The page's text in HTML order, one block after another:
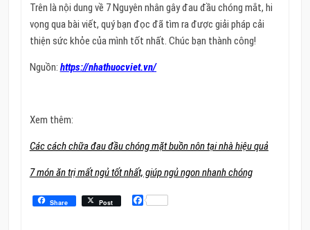
Trên là nội dung về 7 Nguyên nhân gây đau đầu chóng mắt, hi
vọng qua bài viết, quý bạn đọc đã tìm ra được giải pháp cải
thiện sức khỏe của mình tốt nhất. Chúc bạn thành công!
Nguồn: https://nhathuocviet.vn/
Xem thêm:
Các cách chữa đau đầu chóng mặt buồn nôn tại nhà hiệu quả
7 món ăn trị mất ngủ tốt nhất, giúp ngủ ngon nhanh chóng
Share Post Facebook